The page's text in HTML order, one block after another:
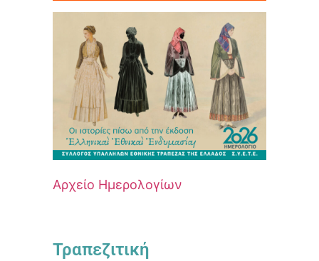
Αρχείο Ημερολογίων
Τραπεζιτική